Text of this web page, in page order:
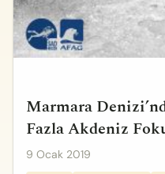
Marmara
Fazla Akdeniz
9 Ocak 2019